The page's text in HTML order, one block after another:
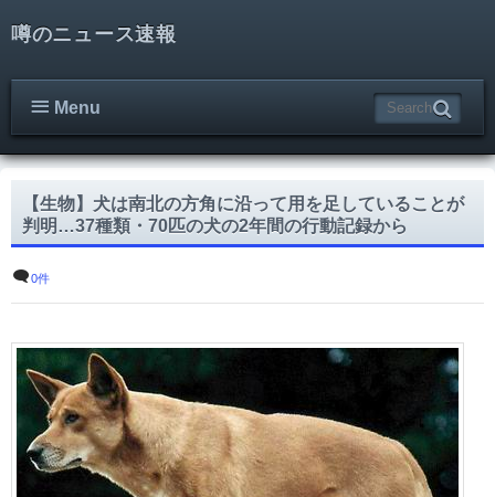
噂のニュース速報
Menu
【生物】犬は南北の方角に沿って用を足していることが
判明…37種類・70匹の犬の2年間の行動記録から
0件